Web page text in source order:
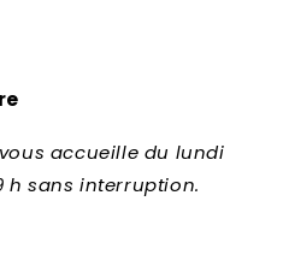
accueille du lundi
h sans interruption.